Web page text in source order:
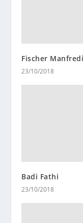
Fischer Manfredi
23/10/2018
Badi Fathi
23/10/2018